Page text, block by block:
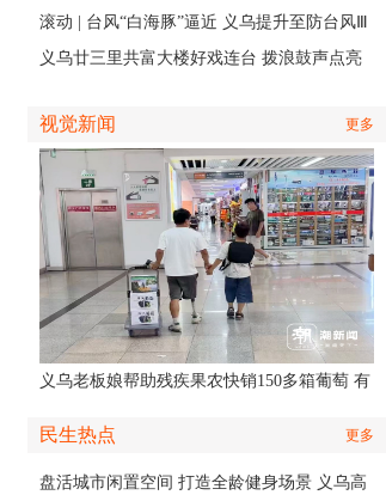
现实中有了回响
滚动 | 台风“白海豚”逼近 义乌提升至防台风Ⅲ
级应急响应
义乌廿三里共富大楼好戏连台 拨浪鼓声点亮
视觉新闻 更多
义乌老板娘帮助残疾果农快销150多箱葡萄 有
民生热点 更多
盘活城市闲置空间 打造全龄健身场景 义乌高